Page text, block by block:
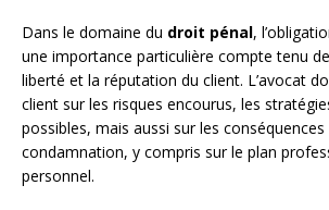
Dans le domaine du droit pénal,
une importance particulière compte tenu
liberté et la réputation du client. L’avocat
client sur les risques encourus, les
possibles, mais aussi sur les conséquences
condamnation, y compris sur le plan
personnel.